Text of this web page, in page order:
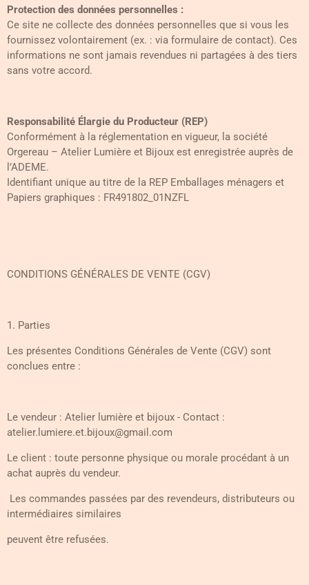
Protection des données personnelles :
Ce site ne collecte des données personnelles que si vous les
fournissez volontairement (ex. : via formulaire de contact). Ces
informations ne sont jamais revendues ni partagées à des tiers
sans votre accord.
Responsabilité Élargie du Producteur (REP)
Conformément à la réglementation en vigueur, la société
Orgereau – Atelier Lumière et Bijoux est enregistrée auprès de
l’ADEME.
Identifiant unique au titre de la REP Emballages ménagers et
Papiers graphiques : FR491802_01NZFL
CONDITIONS GÉNÉRALES DE VENTE (CGV)
1. Parties
Les présentes Conditions Générales de Vente (CGV) sont
conclues entre :
Le vendeur : Atelier lumière et bijoux - Contact :
atelier.lumiere.et.bijoux@gmail.com
Le client : toute personne physique ou morale procédant à un
achat auprès du vendeur.
Les commandes passées par des revendeurs, distributeurs ou
intermédiaires similaires
peuvent être refusées.